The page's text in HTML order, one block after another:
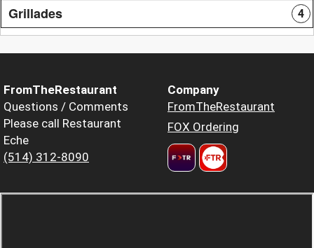
Grillades 4
FromTheRestaurant
Questions / Comments
Please call Restaurant
Eche
(514) 312-8090
Company
FromTheRestaurant
FOX Ordering